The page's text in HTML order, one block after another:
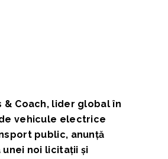
& Coach, lider global în
vehicule electrice
public, anunță
noi licitații și